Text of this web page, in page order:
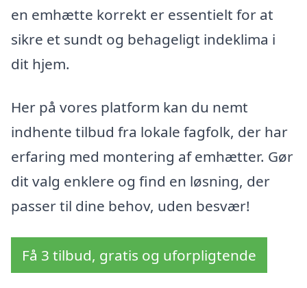
en emhætte korrekt er essentielt for at
sikre et sundt og behageligt indeklima i
dit hjem.
Her på vores platform kan du nemt
indhente tilbud fra lokale fagfolk, der har
erfaring med montering af emhætter. Gør
dit valg enklere og find en løsning, der
passer til dine behov, uden besvær!
Få 3 tilbud, gratis og uforpligtende